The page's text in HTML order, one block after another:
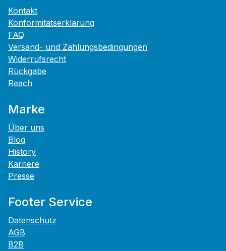
Kontakt
Konformitätserklärung
FAQ
Versand- und Zahlungsbedingungen
Widerrufsrecht
Rückgabe
Reach
Marke
Über uns
Blog
History
Karriere
Presse
Footer Service
Datenschutz
AGB
B2B